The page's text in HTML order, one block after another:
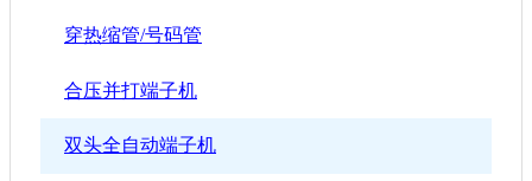
穿热缩管/号码管
合压并打端子机
双头全自动端子机